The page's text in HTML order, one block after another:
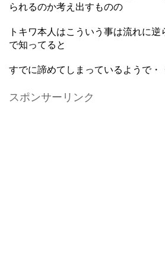
られるのか考え出すものの
トキワ本人はこういう事は流れに
で知ってると
すでに諦めてしまっているようで・
スポンサーリンク